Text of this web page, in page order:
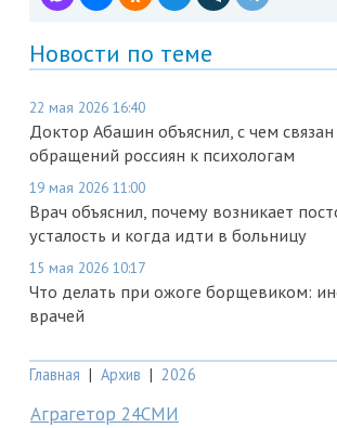
Новости по теме
22 мая 2026 16:40
Доктор Абашин объяснил, с чем связан
обращений россиян к психологам
19 мая 2026 11:00
Врач объяснил, почему возникает
усталость и когда идти в больницу
15 мая 2026 10:17
Что делать при ожоге борщевиком:
врачей
Главная | Архив | 2026
Аграгетор 24СМИ